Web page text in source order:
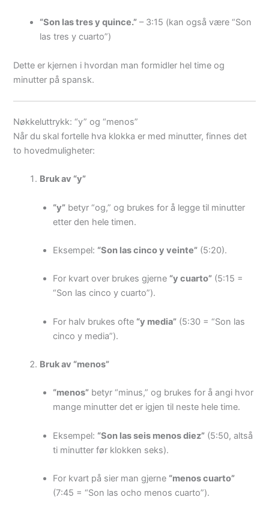
“Son las tres y quince.” – 3:15 (kan også være “Son
las tres y cuarto”)
Dette er kjernen i hvordan man formidler hel time og
minutter på spansk.
Nøkkeluttrykk: “y” og “menos”
Når du skal fortelle hva klokka er med minutter, finnes det
to hovedmuligheter:
Bruk av “y”
“y” betyr “og,” og brukes for å legge til minutter
etter den hele timen.
Eksempel: “Son las cinco y veinte” (5:20).
For kvart over brukes gjerne “y cuarto” (5:15 =
“Son las cinco y cuarto”).
For halv brukes ofte “y media” (5:30 = “Son las
cinco y media”).
Bruk av “menos”
“menos” betyr “minus,” og brukes for å angi hvor
mange minutter det er igjen til neste hele time.
Eksempel: “Son las seis menos diez” (5:50, altså
ti minutter før klokken seks).
For kvart på sier man gjerne “menos cuarto”
(7:45 = “Son las ocho menos cuarto”).